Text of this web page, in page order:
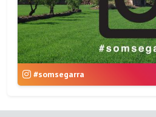
#somsegarra